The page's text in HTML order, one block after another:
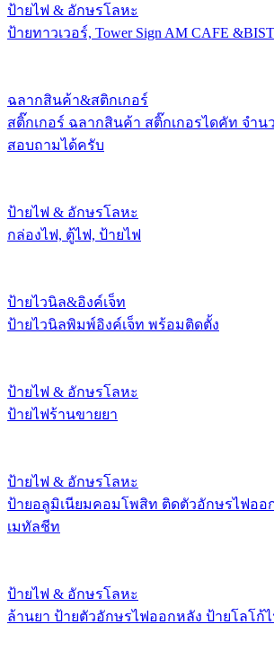
ป้ายไฟ & อักษรโลหะ
ป้ายทาวเวอร์, Tower Sign AM CAFE
ฉลากสินค้า&สติกเกอร์
สติ๊กเกอร์ ฉลากสินค้า สติ๊กเกอรไดคัท จำน
สอบถามได้ครับ
ป้ายไฟ & อักษรโลหะ
กล่องไฟ, ตู้ไฟ, ป้ายไฟ
ป้ายไวนิล&อิงค์เจ็ท
ป้ายไวนิลพิมพ์อิงค์เจ็ท พร้อมติดตั้ง
ป้ายไฟ & อักษรโลหะ
ป้ายไฟร้านขายยา
ป้ายไฟ & อักษรโลหะ
ป้ายอลูมิเนียมคอมโพสิท ติดตัวอักษรไฟออ
เมทัลชีท
ป้ายไฟ & อักษรโลหะ
ล้านยา ป้ายตัวอักษรไฟออกหลัง ป้ายโลโก้